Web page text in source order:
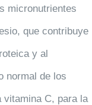
micronutrientes
que contribuye
y al
normal de los
vitamina C, para la